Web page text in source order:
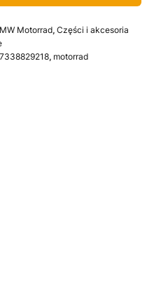
Motorrad, Części i akcesoria
, motorrad